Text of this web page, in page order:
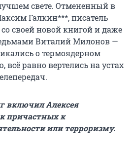
свете. Отмененный в
Галкин***, писатель
своей новой книгой и даже
Виталий Милонов —
о термоядерном
равно вертелись на устах
включил Алексея
причастных к
или терроризму.